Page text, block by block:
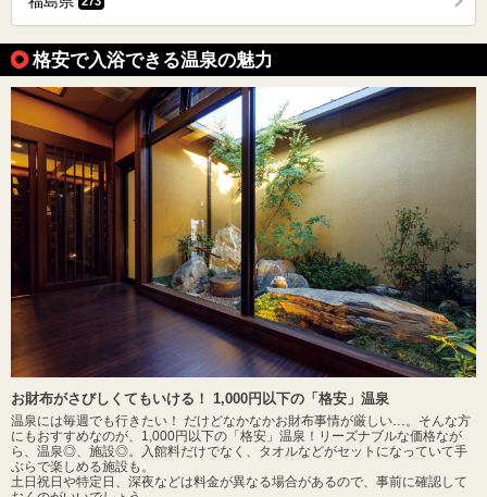
格安で入浴できる温泉の魅力
お財布がさびしくてもいける！ 1,000円以下の「格安」温泉
温泉には毎週でも行きたい！ だけどなかなかお財布事情が厳しい…。そんな方
にもおすすめなのが、1,000円以下の「格安」温泉！リーズナブルな価格なが
ら、温泉◎、施設◎。入館料だけでなく、タオルなどがセットになっていて手
ぶらで楽しめる施設も。
土日祝日や特定日、深夜などは料金が異なる場合があるので、事前に確認して